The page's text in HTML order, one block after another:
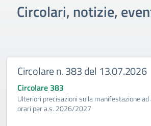
Circolari, notizie,
Circolare n. 383 del 13.07.2026
Circolare 383
Ulteriori precisazioni sulla manifestazione
orari per a.s. 2026/2027